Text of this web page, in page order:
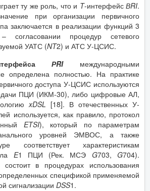
ту же роль, что и T-интерфейсВRI.
при организации первичного
заключается в реализации функций 3
процедур сетевого
УАТС (NT2) и АТС У-ЦСИС.
РRIмеждународными
определена полностью. На практике
доступа У-ЦСИС используются
ПЦИ (ИКМ-30), либо цифровые АЛ,
xDSL [18]. В отечественных У-
используется, как правило, протокол
ETSI), который по параметрам
уровней ЭМВОС, а также
соответствует характеристикам
E1 ПЦИ (Рек. МСЭ G703,G704).
в процедурах использования
спецификой применяемой
сигнализации DSS1.